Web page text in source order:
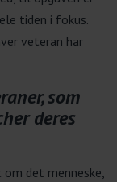
tiden i fokus.
veteran har
som
deres
det menneske,